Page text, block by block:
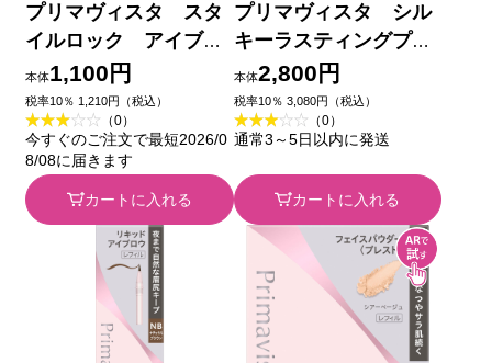
プリマヴィスタ スタ
イルロック アイブロ
ウ パウダー ＮＢ
０．２５ｇ 花王ソフィ
ーナ
本体1,100円
税率10％ 1,210円（税込）
（0）
今すぐのご注文で最短2026/0
8/08に届きます
カートに入れる
プリマヴィスタ シル
キーラスティングプレ
スト ルーセントホワ
イト レフィル ９ｇ
花王ソフィーナ
本体2,800円
税率10％ 3,080円（税込）
（0）
通常3～5日以内に発送
カートに入れる